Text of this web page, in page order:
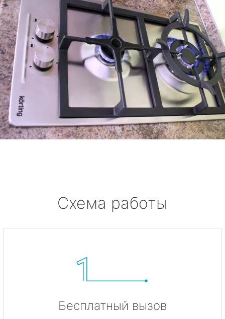
Схема работы
Бесплатный вызов